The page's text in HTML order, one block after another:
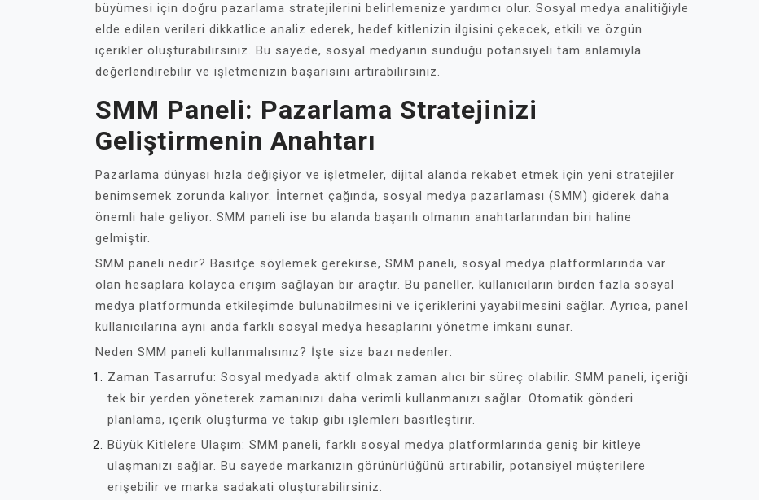
büyümesi için doğru pazarlama stratejilerini belirlemenize yardımcı olur. Sosyal medya analitiğiyle
elde edilen verileri dikkatlice analiz ederek, hedef kitlenizin ilgisini çekecek, etkili ve özgün
içerikler oluşturabilirsiniz. Bu sayede, sosyal medyanın sunduğu potansiyeli tam anlamıyla
değerlendirebilir ve işletmenizin başarısını artırabilirsiniz.
SMM Paneli: Pazarlama Stratejinizi
Geliştirmenin Anahtarı
Pazarlama dünyası hızla değişiyor ve işletmeler, dijital alanda rekabet etmek için yeni stratejiler
benimsemek zorunda kalıyor. İnternet çağında, sosyal medya pazarlaması (SMM) giderek daha
önemli hale geliyor. SMM paneli ise bu alanda başarılı olmanın anahtarlarından biri haline
gelmiştir.
SMM paneli nedir? Basitçe söylemek gerekirse, SMM paneli, sosyal medya platformlarında var
olan hesaplara kolayca erişim sağlayan bir araçtır. Bu paneller, kullanıcıların birden fazla sosyal
medya platformunda etkileşimde bulunabilmesini ve içeriklerini yayabilmesini sağlar. Ayrıca, panel
kullanıcılarına aynı anda farklı sosyal medya hesaplarını yönetme imkanı sunar.
Neden SMM paneli kullanmalısınız? İşte size bazı nedenler:
Zaman Tasarrufu: Sosyal medyada aktif olmak zaman alıcı bir süreç olabilir. SMM paneli, içeriği
tek bir yerden yöneterek zamanınızı daha verimli kullanmanızı sağlar. Otomatik gönderi
planlama, içerik oluşturma ve takip gibi işlemleri basitleştirir.
Büyük Kitlelere Ulaşım: SMM paneli, farklı sosyal medya platformlarında geniş bir kitleye
ulaşmanızı sağlar. Bu sayede markanızın görünürlüğünü artırabilir, potansiyel müşterilere
erişebilir ve marka sadakati oluşturabilirsiniz.